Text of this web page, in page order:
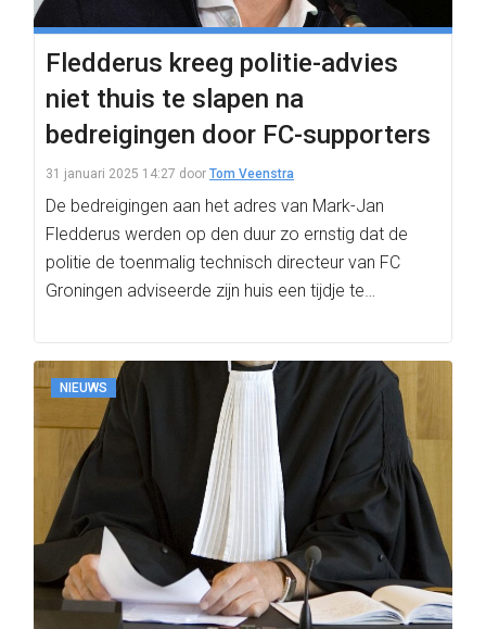
Fledderus kreeg politie-advies
niet thuis te slapen na
bedreigingen door FC-supporters
31 januari 2025 14:27 door Tom Veenstra
De bedreigingen aan het adres van Mark-Jan
Fledderus werden op den duur zo ernstig dat de
politie de toenmalig technisch directeur van FC
Groningen adviseerde zijn huis een tijdje te…
NIEUWS